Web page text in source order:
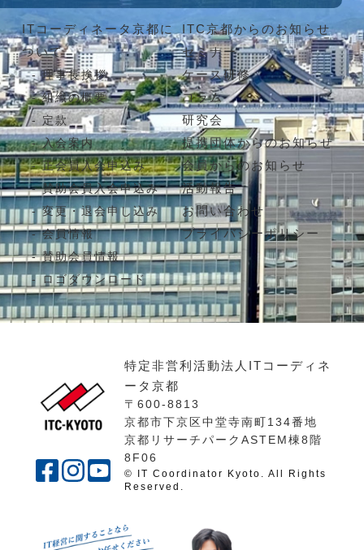
ITコーディネータ京都に
ついて
理事長挨拶
組織の概要
定款
入会案内
正会員入会申込み
賛助会員入会申込み
変更・退会申し込み
会員情報
賛助会員情報
ロゴダウンロード
ITC京都からのお知らせ
セミナー
ケース研修
コラム
研究会
提携団体からのお知らせ
会員からのお知らせ
活動報告
お問い合わせ
プライバシーポリシー
特定非営利活動法人ITコーディネ
ータ京都
〒600-8813
京都市下京区中堂寺南町134番地
京都リサーチパークASTEM棟8階
8F06
© IT Coordinator Kyoto. All Rights
Reserved.